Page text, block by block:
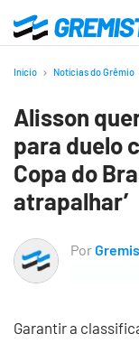
para
principal
Gremistas
Início Notícias do Grêmio
Alisson
para duelo
Copa do
atrapalhar’
Por
Garantir a